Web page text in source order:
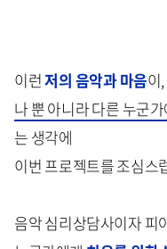
이런저의 음악과 마음이,
나 뿐 아니라 다른 누군
는 생각에
이번 프로젝트를 조심스
음악 심리상담사이자 피